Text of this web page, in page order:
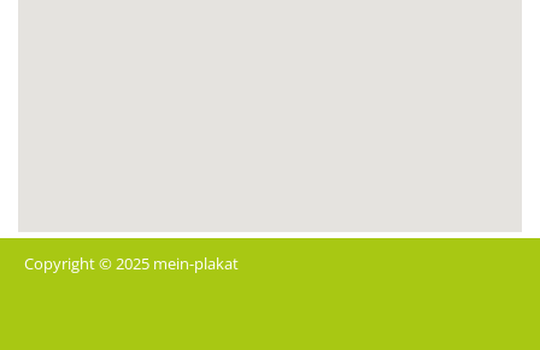
Copyright © 2025 mein-plakat